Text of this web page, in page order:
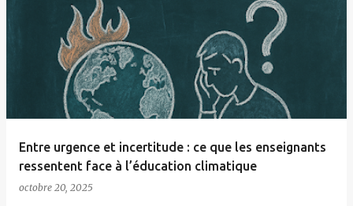
Entre urgence et incertitude : ce que les enseignants
ressentent face à l’éducation climatique
octobre 20, 2025